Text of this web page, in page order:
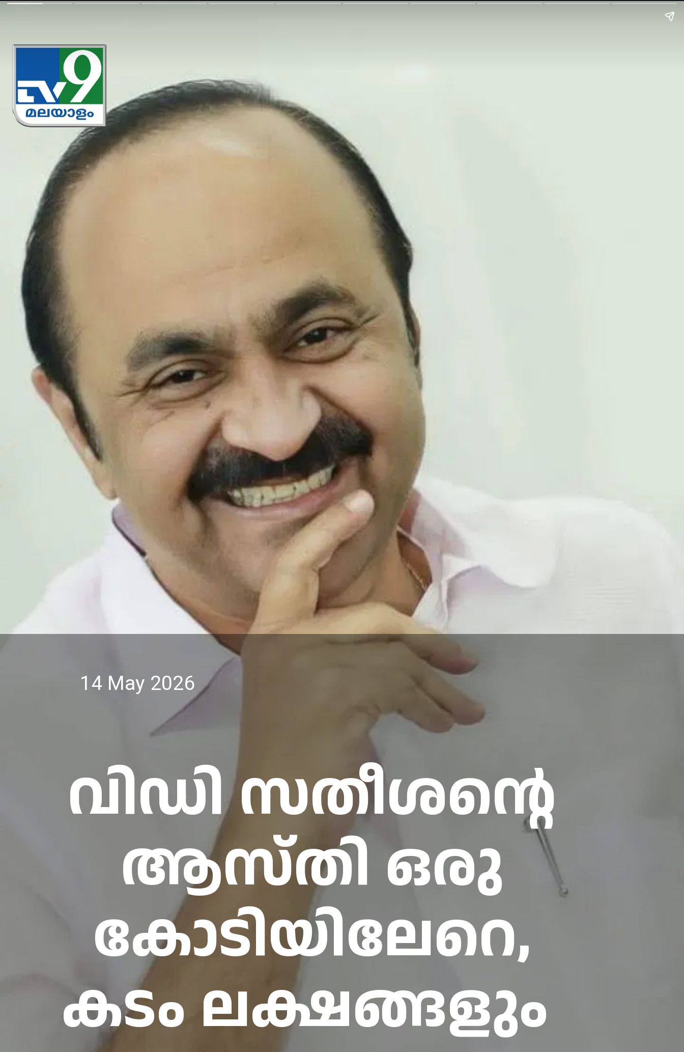
14 May 2026
വിഡി സതീശന്റെ
ആസ്തി ഒരു
കോടിയിലേറെ,
കടം ലക്ഷങ്ങളും